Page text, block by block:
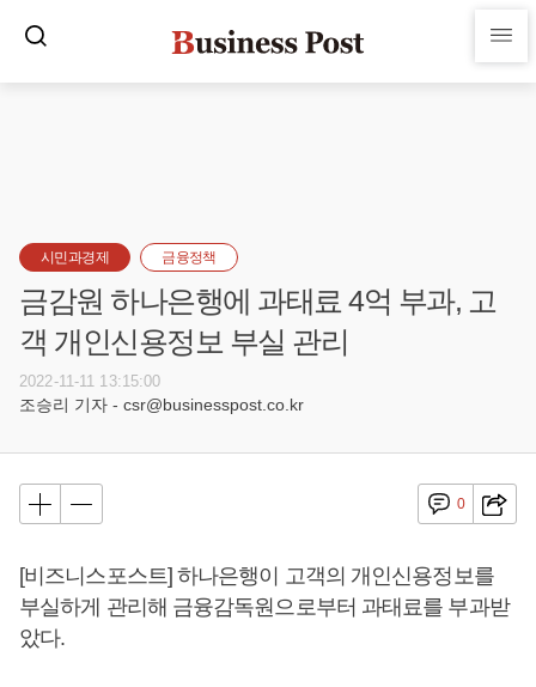
시민과경제 금융정책
금감원 하나은행에 과태료 4억 부과, 고
객 개인신용정보 부실 관리
2022-11-11 13:15:00
조승리 기자 - csr@businesspost.co.kr
0
[비즈니스포스트] 하나은행이 고객의 개인신용정보를
부실하게 관리해 금융감독원으로부터 과태료를 부과받
았다.